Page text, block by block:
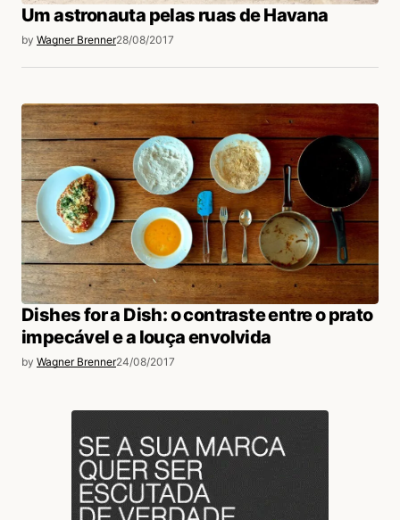
Um astronauta pelas ruas de Havana
by Wagner Brenner28/08/2017
Dishes for a Dish: o contraste entre o prato
impecável e a louça envolvida
by Wagner Brenner24/08/2017